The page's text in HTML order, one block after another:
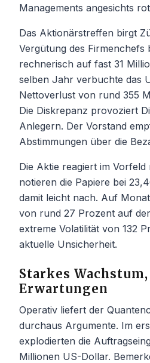
Managements angesichts
Das Aktionärstreffen birgt
Vergütung des Firmenchefs
rechnerisch auf fast 31
selben Jahr verbuchte das
Nettoverlust von rund 355
Die Diskrepanz provoziert
Anlegern. Der Vorstand
Abstimmungen über die
Die Aktie reagiert im
notieren die Papiere bei
damit leicht nach. Auf
von rund 27 Prozent auf
extreme Volatilität von 132
aktuelle Unsicherheit.
Starkes
Erwartungen
Operativ liefert der
durchaus Argumente. Im
explodierten die
Millionen US-Dollar.